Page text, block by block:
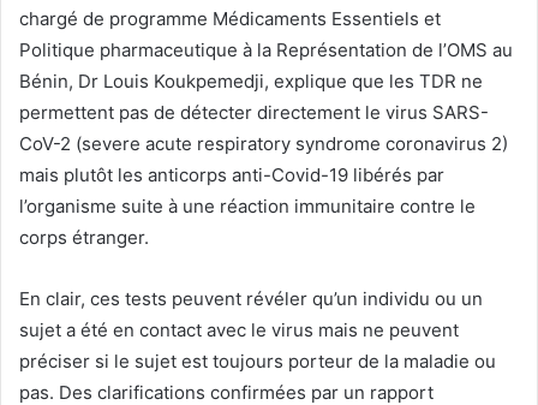
chargé de programme Médicaments Essentiels et
Politique pharmaceutique à la Représentation de l’OMS au
Bénin, Dr Louis Koukpemedji, explique que les TDR ne
permettent pas de détecter directement le virus SARS-
CoV-2 (severe acute respiratory syndrome coronavirus 2)
mais plutôt les anticorps anti-Covid-19 libérés par
l’organisme suite à une réaction immunitaire contre le
corps étranger.
En clair, ces tests peuvent révéler qu’un individu ou un
sujet a été en contact avec le virus mais ne peuvent
préciser si le sujet est toujours porteur de la maladie ou
pas. Des clarifications confirmées par un rapport